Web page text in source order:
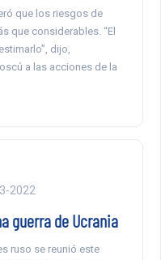
que los riesgos de
que considerables. “El
dijo,
a las acciones de la
2022
guerra de Ucrania
ruso se reunió este